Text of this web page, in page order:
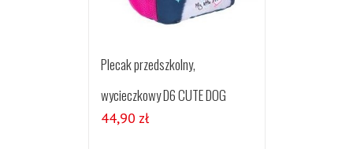
Plecak przedszkolny,
wycieczkowy D6 CUTE DOG
44,90 zł